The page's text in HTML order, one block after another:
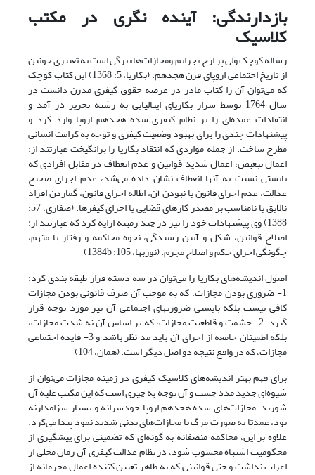
بازدارندگی: آینده نگری در مکتب
کلاسیک
رساله کوچک ولی پر ارج «جرایم ومجازات‌ها» برگی است به تعبیری خونین
از تاریخ اجتماعی اروپای قرن هجدهم. (بکاریا، 5: 1368) این کتاب کوچک
که می‌توان آن را کتاب مادر در عرصه حقوق کیفری مدرن دانست در
سال 1764 توسط سزار بکاریای ایتالیایی به رشته تحریر در آمد و
انتقادات عمده‌ای را بر نظام کیفری سده هجدهم اروپا وارد کرد و
پیشنهادات چندی را برای بهبود وضعیت کیفری و توجه به کرامت انسانی
مطرح ساخت. از جمله مواردی که انتقاد بکاریا را برانگیخت عبارتند از:
اعمال تبعیض، اعمال شدید قوانین و عدم انعطاف در مقابل افرادی که
بایستی نسبت به آنها انعطاف نشان داده می‌شد، عدم اجرای صحیح
عدالت، عدم اجرای قانون یا نبودن آن، اطاله اجرای قانون، گماردن افراد
نالایق یا نامناسب بر مصدر کارهای قضایی یا اجرای کیفرها. (صفاری، 57:
1388) وی پیشنهادات خود را نیز در چند زمینه ارایه کرد که عبارتند از:
اصلاح قوانین، شکل و آیین رسیدگی، نحوه محاکمه و رفتار با متهم،
چگونگی اجرای حکم و اصلاح مجرم. (نوربها، 105: 1384b)
اصول اندیشه‌های بکاریا را می‌توان در سه دسته قرار طبقه بندی کرد:
1- ضروری بودن مجازات، که به موجب آن صرف قانونی بودن مجازات
کافی نیست بلکه بایستی ضرورتهای اجتماعی آن نیز مورد توجه قرار
گیرد. 2- حشمت و قاطعیت مجازات، که بر اساس آن نه شدت مجازات،
بلکه اطمینان جامعه از اجرای آن باید مد نظر باشد و 3- فایده اجتماعی
مجازات، که در واقع نتیجه دو اصل دیگر است. (همان، 104)
برای فهم بهتر اندیشه‌های کلاسیک کیفری در زمینه مجازات می‌توان از
شیوه‌ای جدید مدد جست و آن توجه به چیزی است که این مکتب علیه آن
شورید. مجازات‌های سده هجدهم اروپا خودسرانه و بسیار سزامدارنه
بود، عمدتا به صورت مرگ یا مجازات‌های بدنی شدید نمود پیدا می‌کرد.
علاوه بر این، محاکمه منصفانه به گونه‌ای که تضمینی برای پیشگیری از
محکومیت اشتباه محسوب شود، در نظام عدالت کیفری آن زمان محلی از
اعراب نداشت و حتی قوانینی که به ظاهر تعیین کننده اعمال مجرمانه از